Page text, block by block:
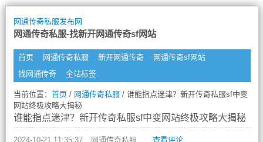
网通传奇私服发布网
网通传奇私服-找新开网通传奇sf网站
首页 网通传奇私服 新开网通传奇
网通传奇sf网站
找网通传奇
全站标签
当前位置： 首页/ 网通传奇私服 / 谁能指点迷津？新开传奇私服sf中变
网站终极攻略大揭秘
谁能指点迷津？新开传奇私服sf中变网站终极攻略大揭秘
2024-10-21 11:35:37 网通传奇私服 查看评论